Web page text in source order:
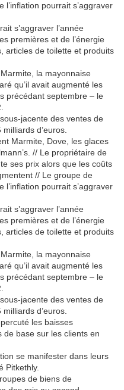
pourrait s’aggraver
s’aggraver l’année
premières et de l’énergie
articles de toilette et produits
la mayonnaise
qu’il avait augmenté les
précédant septembre – le
jacente des ventes de
d’euros.
Marmite, Dove, les glaces
// Le propriétaire de
ses prix alors que les coûts
// Le groupe de
pourrait s’aggraver
s’aggraver l’année
premières et de l’énergie
articles de toilette et produits
la mayonnaise
qu’il avait augmenté les
précédant septembre – le
jacente des ventes de
d’euros.
les baisses
de base sur les clients en
se manifester dans leurs
Pitkethly.
de biens de